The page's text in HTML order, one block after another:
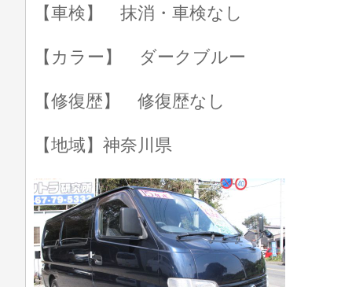
【車検】 抹消・車検なし
【カラー】 ダークブルー
【修復歴】 修復歴なし
【地域】神奈川県